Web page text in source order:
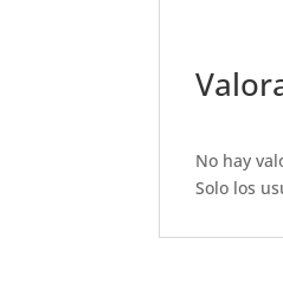
e
o
o
k
No hay
Solo los